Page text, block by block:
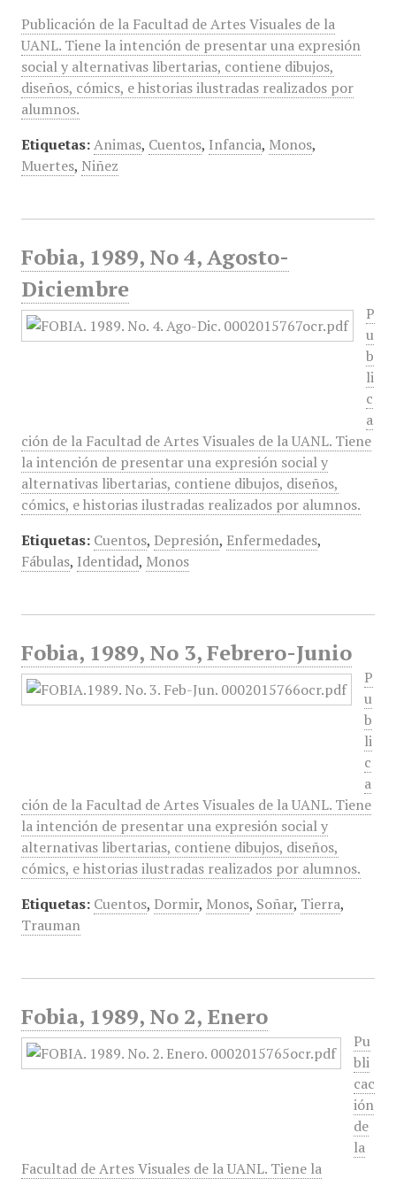
Publicación de la Facultad de Artes Visuales de la
UANL. Tiene la intención de presentar una expresión
social y alternativas libertarias, contiene dibujos,
diseños, cómics, e historias ilustradas realizados por
alumnos.
Etiquetas: Animas, Cuentos, Infancia, Monos,
Muertes, Niñez
Fobia, 1989, No 4, Agosto-
Diciembre
P
u
b
li
c
a
ción de la Facultad de Artes Visuales de la UANL. Tiene
la intención de presentar una expresión social y
alternativas libertarias, contiene dibujos, diseños,
cómics, e historias ilustradas realizados por alumnos.
Etiquetas: Cuentos, Depresión, Enfermedades,
Fábulas, Identidad, Monos
Fobia, 1989, No 3, Febrero-Junio
P
u
b
li
c
a
ción de la Facultad de Artes Visuales de la UANL. Tiene
la intención de presentar una expresión social y
alternativas libertarias, contiene dibujos, diseños,
cómics, e historias ilustradas realizados por alumnos.
Etiquetas: Cuentos, Dormir, Monos, Soñar, Tierra,
Trauman
Fobia, 1989, No 2, Enero
Pu
bli
cac
ión
de
la
Facultad de Artes Visuales de la UANL. Tiene la